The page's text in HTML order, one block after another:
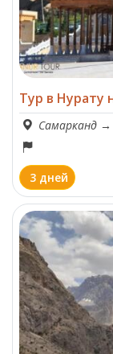
Тур в Нурату
Самарканд →
3 дней